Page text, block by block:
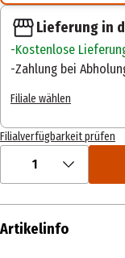
Lieferung in
Kostenlose
Zahlung bei
Filiale wählen
Filialverfügbarkeit prüfen
1
Artikelinfo